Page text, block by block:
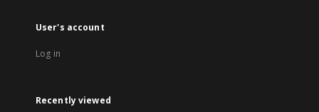
User's account
Log in
Recently viewed